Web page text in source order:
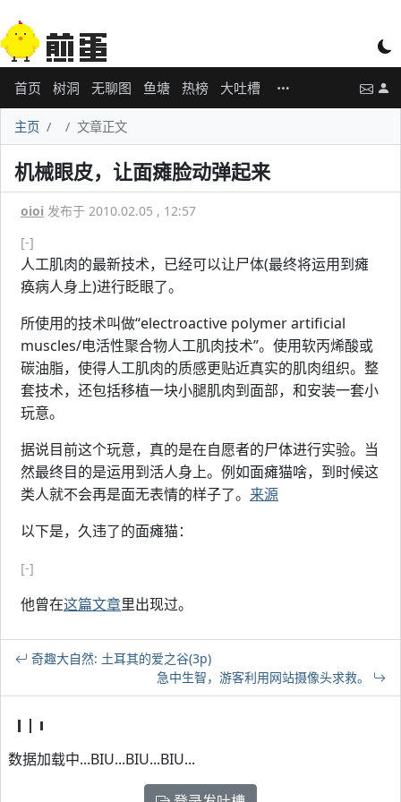
首页 树洞 无聊图 鱼塘 热榜 大吐槽
主页 文章正文
机械眼皮，让面瘫脸动弹起来
oioi 发布于 2010.02.05 , 12:57
[-]
人工肌肉的最新技术，已经可以让尸体(最终将运用到瘫
痪病人身上)进行眨眼了。
所使用的技术叫做“electroactive polymer artificial
muscles/电活性聚合物人工肌肉技术”。使用软丙烯酸或
碳油脂，使得人工肌肉的质感更贴近真实的肌肉组织。整
套技术，还包括移植一块小腿肌肉到面部，和安装一套小
玩意。
据说目前这个玩意，真的是在自愿者的尸体进行实验。当
然最终目的是运用到活人身上。例如面瘫猫啥，到时候这
类人就不会再是面无表情的样子了。 来源
以下是，久违了的面瘫猫：
[-]
他曾在这篇文章里出现过。
奇趣大自然: 土耳其的爱之谷(3p)
急中生智，游客利用网站摄像头求救。
数据加载中...BIU...BIU...BIU...